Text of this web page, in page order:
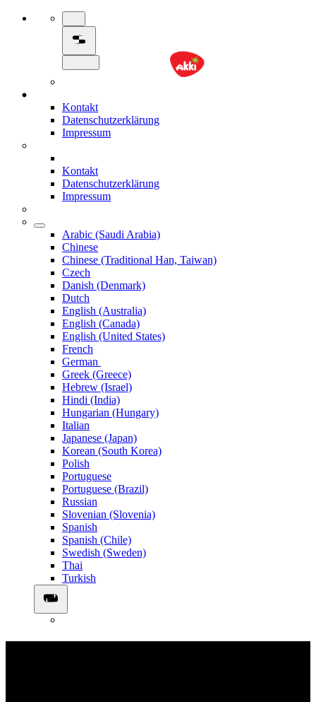
Kontakt
Datenschutzerklärung
Impressum
Kontakt
Datenschutzerklärung
Impressum
Arabic (Saudi Arabia)
Chinese
Chinese (Traditional Han, Taiwan)
Czech
Danish (Denmark)
Dutch
English (Australia)
English (Canada)
English (United States)
French
German
Greek (Greece)
Hebrew (Israel)
Hindi (India)
Hungarian (Hungary)
Italian
Japanese (Japan)
Korean (South Korea)
Polish
Portuguese
Portuguese (Brazil)
Russian
Slovenian (Slovenia)
Spanish
Spanish (Chile)
Swedish (Sweden)
Thai
Turkish